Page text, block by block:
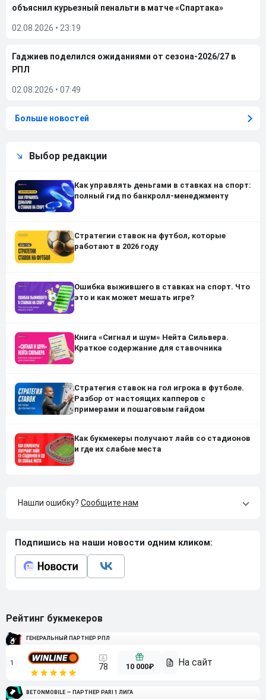
объяснил курьезный пенальти в матче «Спартака»
02.08.2026 • 23:19
Гаджиев поделился ожиданиями от сезона-2026/27 в
РПЛ
02.08.2026 • 07:49
Больше новостей
Выбор редакции
Как управлять деньгами в ставках на спорт:
полный гид по банкролл-менеджменту
Стратегии ставок на футбол, которые
работают в 2026 году
Ошибка выжившего в ставках на спорт. Что
это и как может мешать игре?
Книга «Сигнал и шум» Нейта Сильвера.
Краткое содержание для ставочника
Стратегия ставок на гол игрока в футболе.
Разбор от настоящих капперов с
примерами и пошаговым гайдом
Как букмекеры получают лайв со стадионов
и где их слабые места
Нашли ошибку? Сообщите нам
Подпишись на наши новости одним кликом:
Рейтинг букмекеров
ГЕНЕРАЛЬНЫЙ ПАРТНЕР РПЛ
1 78 10 000₽
BETONMOBILE — ПАРТНЕР PARI 1 ЛИГА